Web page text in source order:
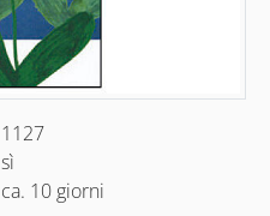
1127
sì
ca. 10 giorni